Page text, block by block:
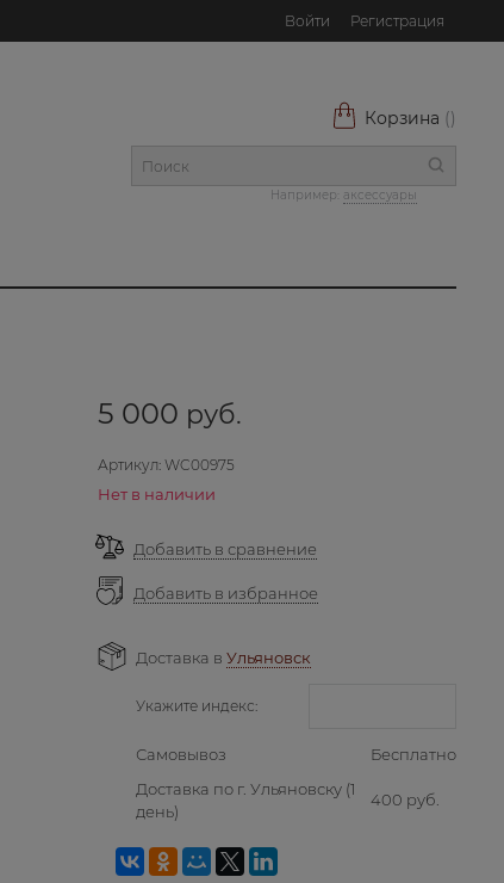
Войти Регистрация
Корзина ()
Например: аксессуары
5 000 руб.
Артикул: WC00975
Нет в наличии
Добавить в сравнение
Добавить в избранное
Доставка в Ульяновск
Укажите индекс:
Самовывоз
Бесплатно
Доставка по г. Ульяновску (1
день)
400 руб.